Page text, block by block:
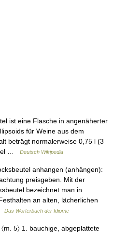
ist eine Flasche in angenäherter
für Weine aus dem
beträgt normalerweise 0,75 l (3
…
Deutsch Wikipedia
anhangen (anhängen):
preisgeben. Mit der
bezeichnet man in
an alten, lächerlichen
Das Wörterbuch der Idiome
5〉 1. bauchige, abgeplattete